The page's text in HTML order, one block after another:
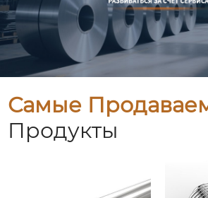
Самые
Продукты